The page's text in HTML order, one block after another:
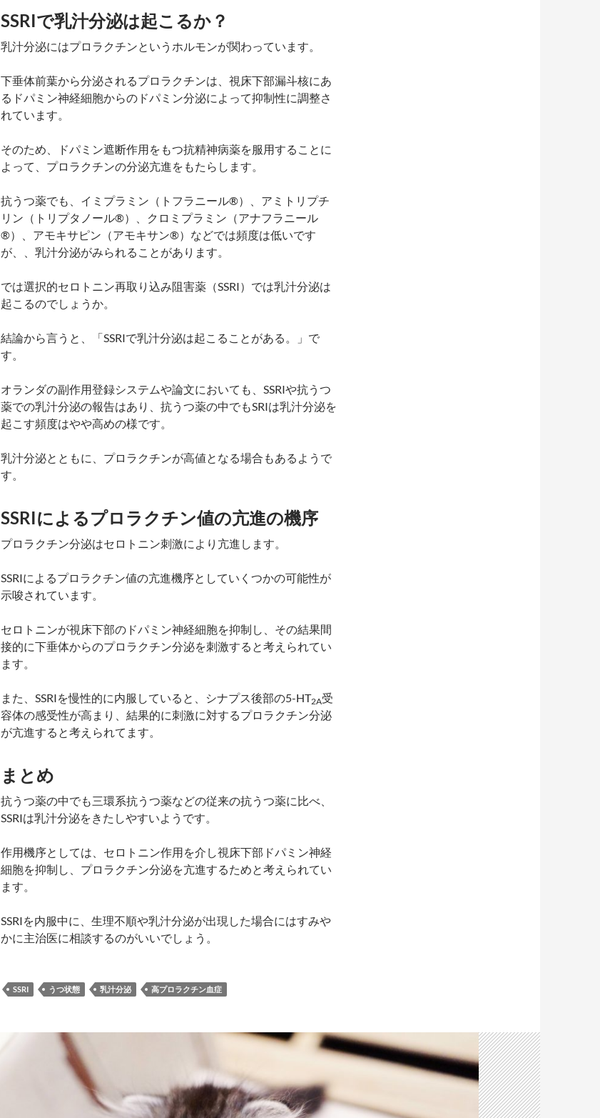
SSRIで乳汁分泌は起こるか？
乳汁分泌にはプロラクチンというホルモンが関わっています。
下垂体前葉から分泌されるプロラクチンは、視床下部漏斗核にあ
るドパミン神経細胞からのドパミン分泌によって抑制性に調整さ
れています。
そのため、ドパミン遮断作用をもつ抗精神病薬を服用することに
よって、プロラクチンの分泌亢進をもたらします。
抗うつ薬でも、イミプラミン（トフラニール®）、アミトリプチ
リン（トリプタノール®）、クロミプラミン（アナフラニール
®）、アモキサピン（アモキサン®）などでは頻度は低いです
が、、乳汁分泌がみられることがあります。
では選択的セロトニン再取り込み阻害薬（SSRI）では乳汁分泌は
起こるのでしょうか。
結論から言うと、「SSRIで乳汁分泌は起こることがある。」で
す。
オランダの副作用登録システムや論文においても、SSRIや抗うつ
薬での乳汁分泌の報告はあり、抗うつ薬の中でもSRIは乳汁分泌を
起こす頻度はやや高めの様です。
乳汁分泌とともに、プロラクチンが高値となる場合もあるようで
す。
SSRIによるプロラクチン値の亢進の機序
プロラクチン分泌はセロトニン刺激により亢進します。
SSRIによるプロラクチン値の亢進機序としていくつかの可能性が
示唆されています。
セロトニンが視床下部のドパミン神経細胞を抑制し、その結果間
接的に下垂体からのプロラクチン分泌を刺激すると考えられてい
ます。
また、SSRIを慢性的に内服していると、シナプス後部の5-HT2A受
容体の感受性が高まり、結果的に刺激に対するプロラクチン分泌
が亢進すると考えられてます。
まとめ
抗うつ薬の中でも三環系抗うつ薬などの従来の抗うつ薬に比べ、
SSRIは乳汁分泌をきたしやすいようです。
作用機序としては、セロトニン作用を介し視床下部ドパミン神経
細胞を抑制し、プロラクチン分泌を亢進するためと考えられてい
ます。
SSRIを内服中に、生理不順や乳汁分泌が出現した場合にはすみや
かに主治医に相談するのがいいでしょう。
SSRI うつ状態 乳汁分泌 高プロラクチン血症